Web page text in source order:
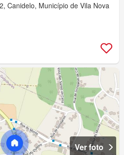
Canidelo, Município de Vila Nova
Ver foto